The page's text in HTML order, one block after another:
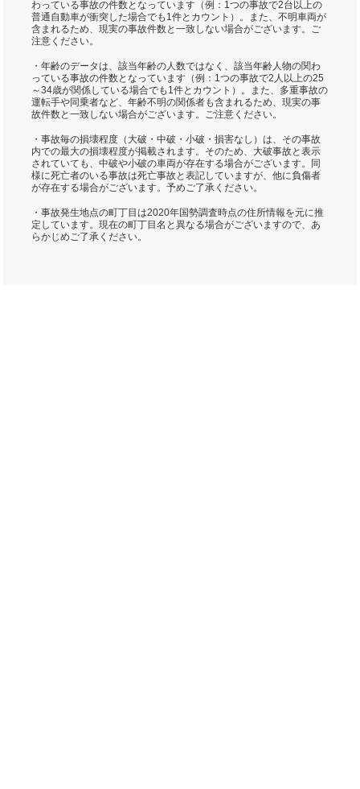
わっている事故の件数となっています（例：1つの事故で2台以上の
普通自動車が衝突した場合でも1件とカウント）。また、不明車両が
含まれるため、現実の事故件数と一致しない場合がございます。ご
注意ください。
・年齢のデータは、該当年齢の人数ではなく、該当年齢人物の関わ
っている事故の件数となっています（例：1つの事故で2人以上の25
～34歳が関係している場合でも1件とカウント）。また、多重事故の
運転手や同乗者など、年齢不明の関係者も含まれるため、現実の事
故件数と一致しない場合がございます。ご注意ください。
・事故毎の損壊程度（大破・中破・小破・損害なし）は、その事故
内での最大の損壊程度が掲載されます。そのため、大破事故と表示
されていても、中破や小破の車両が存在する場合がございます。同
様に死亡者のいる事故は死亡事故と表記していますが、他に負傷者
が存在する場合がございます。予めご了承ください。
・事故発生地点の町丁目は2020年国勢調査時点の住所情報を元に推
定しています。現在の町丁目名と異なる場合がございますので、あ
らかじめご了承ください。